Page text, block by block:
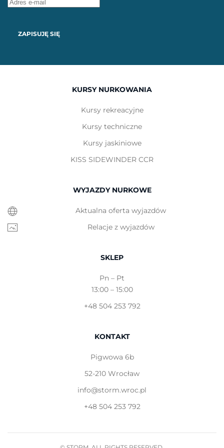
ZAPISUJĘ SIĘ
KURSY NURKOWANIA
Kursy rekreacyjne
Kursy techniczne
Kursy jaskiniowe
KISS SIDEWINDER CCR
WYJAZDY NURKOWE
Aktualna oferta wyjazdów
Relacje z wyjazdów
SKLEP
Pn – Pt
13:00 – 15:00
+48 504 253 792
KONTAKT
Pigwowa 6b
52-210 Wrocław
info@storm.wroc.pl
+48 504 253 792